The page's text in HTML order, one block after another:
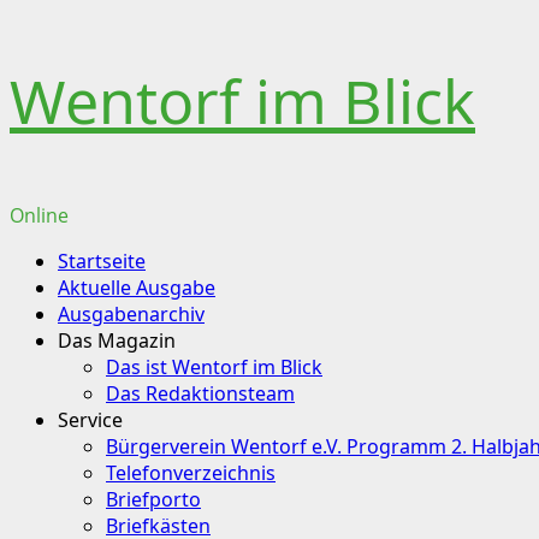
to
content
Wentorf im Blick
Online
Primary
Menu
Startseite
Aktuelle Ausgabe
Ausgabenarchiv
Das Magazin
Das ist Wentorf im Blick
Das Redaktionsteam
Service
Bürgerverein Wentorf e.V. Programm 2.
Telefonverzeichnis
Briefporto
Briefkästen